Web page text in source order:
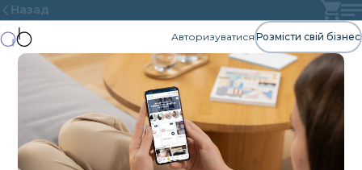
Назад
Авторизуватися Розмісти свій бізнес